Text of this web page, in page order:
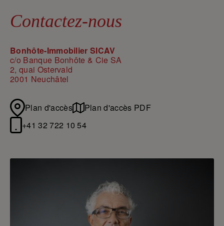
Contactez-nous
Bonhôte-Immobilier SICAV
c/o Banque Bonhôte & Cie SA
2, quai Ostervald
2001 Neuchâtel
Plan d'accès
Plan d'accès PDF
+41 32 722 10 54